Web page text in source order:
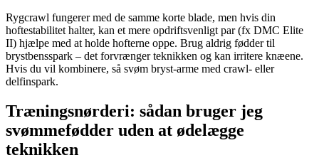
Rygcrawl fungerer med de samme korte blade, men hvis din
hoftestabilitet halter, kan et mere opdriftsvenligt par (fx DMC Elite
II) hjælpe med at holde hofterne oppe. Brug aldrig fødder til
brystbensspark – det forvrænger teknikken og kan irritere knæene.
Hvis du vil kombinere, så svøm bryst-arme med crawl- eller
delfinspark.
Træningsnørderi: sådan bruger jeg
svømmefødder uden at ødelægge
teknikken